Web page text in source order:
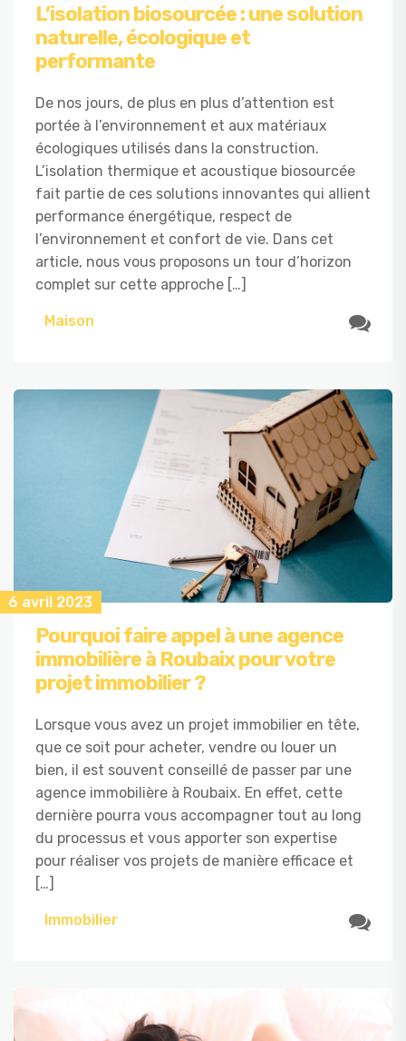
L’isolation biosourcée : une solution
naturelle, écologique et
performante
De nos jours, de plus en plus d’attention est
portée à l’environnement et aux matériaux
écologiques utilisés dans la construction.
L’isolation thermique et acoustique biosourcée
fait partie de ces solutions innovantes qui allient
performance énergétique, respect de
l’environnement et confort de vie. Dans cet
article, nous vous proposons un tour d’horizon
complet sur cette approche […]
Maison
6 avril 2023
Pourquoi faire appel à une agence
immobilière à Roubaix pour votre
projet immobilier ?
Lorsque vous avez un projet immobilier en tête,
que ce soit pour acheter, vendre ou louer un
bien, il est souvent conseillé de passer par une
agence immobilière à Roubaix. En effet, cette
dernière pourra vous accompagner tout au long
du processus et vous apporter son expertise
pour réaliser vos projets de manière efficace et
[…]
Immobilier